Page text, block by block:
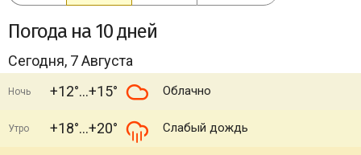
Погода на 10 дней
Сегодня, 7 Августа
Ночь +12° +15° Облачно
Утро +18° +20° Слабый дождь